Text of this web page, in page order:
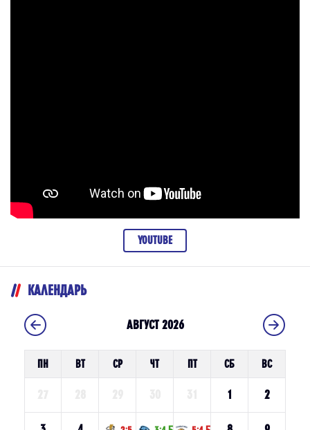
YOUTUBE
КАЛЕНДАРЬ